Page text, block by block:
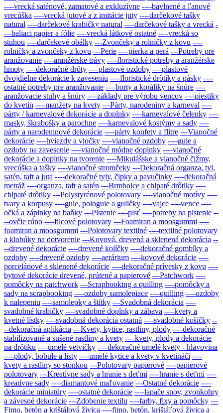
----vrecká saténové, zamatové a exkluzívne ----bavlnené a ľanové
vrecúška ----vrecká jutové a z imitácie juty ----darčekové tašky
natural ----darčekové krabičky natural ----darčekové tašky a vrecká -
---baliaci papier a fólie ----vrecká látkové ostatné ----vrecká so
stuhou ----darčekové obálky ---Zvončeky a rolničky z kovu ----
rolničky a zvončeky z kovu ---Perie ----pierka a perá ---Potreby pre
aranžovanie ----aranžérske trávy ----floristické potreby a aranžérske
hmoty ----dekoračné drôty ----plastové ozdoby ----plastové
dvojdielne dekorácie k zaveseniu ----floristické drôtiky a pásky ----
ostatné potreby pre aranžovanie ----borty a koráliky na šnúre ----
aranžovacie stuhy a šnúry ----základy pre výrobu vencov ----piestiky
do kvetín ----manžety na kvety ---Párty, narodeniny a karneval ----
párty / karnevalové dekorácie a doplnky ----karnevalové čelenky ----
masky, škrabošky a parochne ----karnevalové kostýmy a sady ----
párty a narodeninové dekorácie ----párty konfety a flitre ---Vianočné
dekorácie ----hviezdy a vločky ----vianočné ozdoby ----gule a
ozdoby na zavesenie ----vianočné módne doplnky ----vianočné
dekorácie a doplnky na tvorenie ----Mikulášske a vianočné čižmy,
vrecúška a tašky ----vianočné stromčeky ---Dekoračná organza, tyl,
satén, taft a juta ----dekoračné tyly, čipky a pavučinky ----dekoračná
metráž ----organza, taft a satén ---Brmbolce a chlpaté drôtiky ----
chlpaté drôtiky ---Polystyrénové polotovary ----vianočné motívy ----
tvary a korpusy ----gule, pologule a guličky ----vajce ----vence ----
očká a zápinky na baňky ---Plstenie ----plsť ----potreby na plstenie --
--ovčie rúno ----filcové polotovary ---Foamiran a moosgummi ----
foamiran a moosgummi ---Polotovary textilné ----textilné polotovary
a klobúky na dotvorenie ---Kovová, drevená a sklenená dekorácia --
--drevené dekorácie ----drevené kolíčky ----dekoračné gombíky a
ozdoby ----drevené ozdoby ----aerárium ----kovové dekorácie ----
porcelánové a sklenené dekorácie ----dekoračné prívesky z kovu ----
bytové dekorácie drevené, prútené a papierové ---Patchwork ----
pomôcky na patchwork ---Scrapbooking a quilling ----pomôcky a
sady na scrapbooking ----ozdoby samolepiace ----quilling ----ozdoby
k nalepeniu ----samolepky a štítky ---Svadobná dekorácia ----
svadobné krabičky ----svadobné doplnky a zábava ----kvety a
kvetné lístky ----svadobná dekorácia ostatná ----svadobné košíčky --
--dekoračná aplikácia ---Kvety, kytice, rastliny, plody ----dekoračné
stabilizované a sušené rastliny a kvety ----kvety, plody a dekorácie
na drôtiku ----umelé vetvičky ----dekoračné umelé kvety - hlavovina
----plody, bobule a listy ----umelé kytice a kvety v kvetináči ----
kvety a rastliny so stonkou ---Polotovary papierové ----papierové
polotovary ---Kreatívne sady a hranie s deťmi ----hranie s deťmi ----
kreatívne sady ----diamantové maľovanie ---Ostatné dekorácie ----
dekorácie miniatúry ----ostatné dekorácie ----lapače snov, zvonkohry
a závesné dekorácie ---Zdobenie textilu ----farby, fixy a pomôcky ---
Fimo, betón a krištálová živica ----fimo, betón, krištáľová živica a